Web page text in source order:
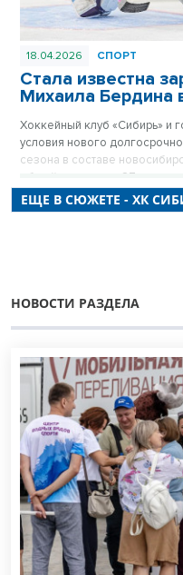
18.04.2026 СПОРТ
Стала известна
Михаила Бердина
Хоккейный клуб «Сибирь» и
условия нового
сезона в составе
общей сложности 87
самых высокооплачиваемых
ЕЩЕ В СЮЖЕТЕ - ХК
НОВОСТИ РАЗДЕЛА